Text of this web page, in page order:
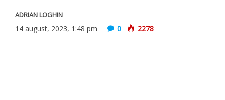
ADRIAN LOGHIN
14 august, 2023, 1:48 pm 0 2278